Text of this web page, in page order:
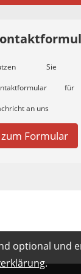
Sie
an uns
zum Formular
optional und
.